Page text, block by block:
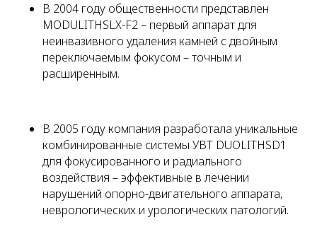
В 2004 году общественности представлен
MODULITHSLX-F2 – первый аппарат для
неинвазивного удаления камней с двойным
переключаемым фокусом – точным и
расширенным.
В 2005 году компания разработала уникальные
комбинированные системы УВТ DUOLITHSD1
для фокусированного и радиального
воздействия – эффективные в лечении
нарушений опорно-двигательного аппарата,
неврологических и урологических патологий.